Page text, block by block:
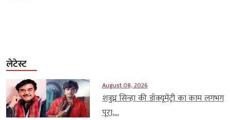
लेटेस्ट
August 08, 2026
शत्रुघ्न सिन्हा की डॉक्यूमेंट्री का काम लगभग
पूरा,...